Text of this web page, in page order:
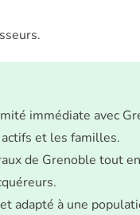
immédiate avec
et les familles.
de Grenoble tout
adapté à une